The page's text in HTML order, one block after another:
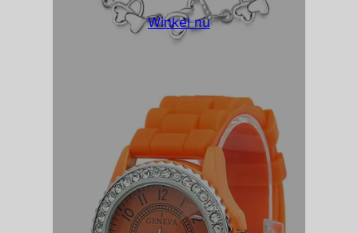
Winkel nu